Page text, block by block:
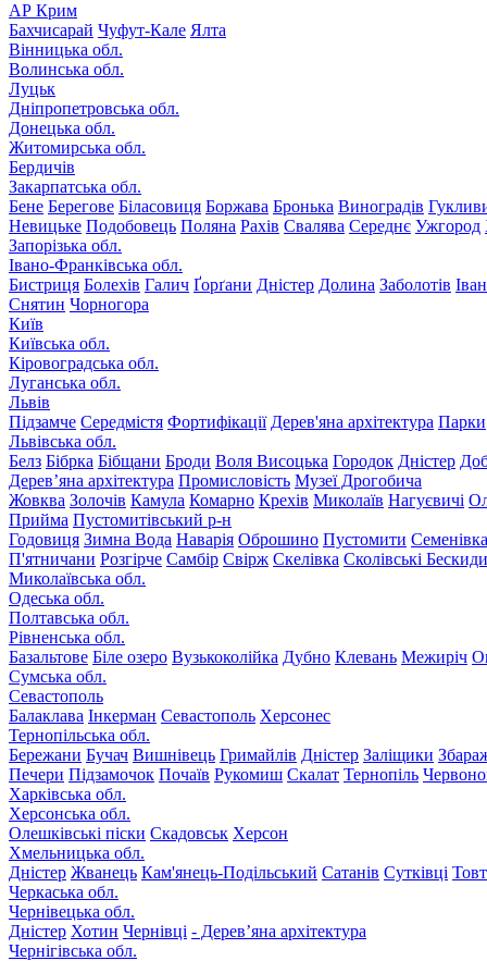
АР Крим
Бахчисарай Чуфут-Кале Ялта
Вінницька обл.
Волинська обл.
Луцьк
Дніпропетровська обл.
Донецька обл.
Житомирська обл.
Бердичів
Закарпатська обл.
Бене Берегове Біласовиця Боржава Бронька Виноградів
Невицьке Подобовець Поляна Рахів Свалява Середнє Ужгород
Запорізька обл.
Івано-Франківська обл.
Бистриця Болехів Галич Ґорґани Дністер Долина Заболотів
Снятин Чорногора
Київ
Київська обл.
Кіровоградська обл.
Луганська обл.
Львів
Підзамче Середмістя Фортифікації Дерев'яна архітектура Парки
Львівська обл.
Белз Бібрка Бібщани Броди Воля Висоцька Городок Дністер
Дерев’яна архітектура Промисловість Музеї Дрогобича
Жовква Золочів Камула Комарно Крехів Миколаїв Нагуєвичі
Прийма Пустомитівський р-н
Годовиця Зимна Вода Наварія Оброшино Пустомити Семенівка
П'ятничани Розгірче Самбір Свірж Скелівка Сколівські Бескиди
Миколаївська обл.
Одеська обл.
Полтавська обл.
Рівненська обл.
Базальтове Біле озеро Вузькоколійка Дубно Клевань Межиріч
Сумська обл.
Севастополь
Балаклава Інкерман Севастополь Херсонес
Тернопільська обл.
Бережани Бучач Вишнівець Гримайлів Дністер Заліщики
Печери Підзамочок Почаїв Рукомиш Скалат Тернопіль
Харківська обл.
Херсонська обл.
Олешківські піски Скадовськ Херсон
Хмельницька обл.
Дністер Жванець Кам'янець-Подільський Сатанів Сутківці
Черкаська обл.
Чернівецька обл.
Дністер Хотин Чернівці - Дерев’яна архітектура
Чернігівська обл.